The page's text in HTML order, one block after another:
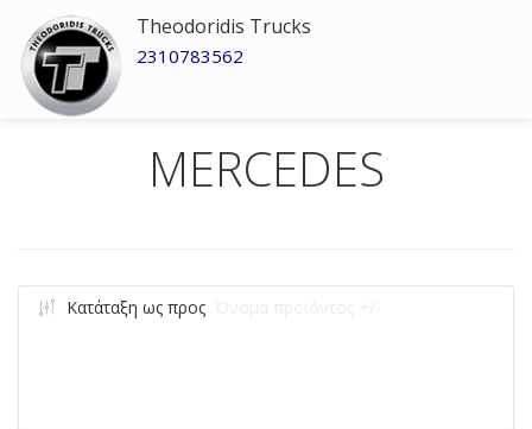
Theodoridis Trucks
2310783562
MERCEDES
Κατάταξη ως προς